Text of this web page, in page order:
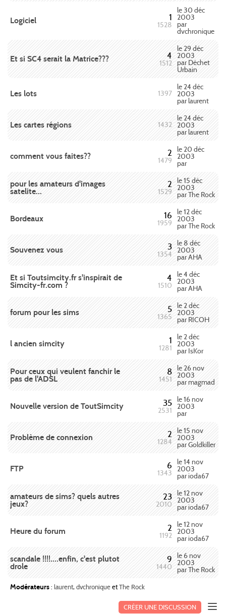
Logiciel 1
1528
le 30 déc
2003
par
dvchronique
Et si SC4 serait la Matrice??? 4
1512
le 29 déc
2003
par Déchet
Urbain
Les lots 1397
le 24 déc
2003
par laurent
Les cartes régions 1432
le 24 déc
2003
par laurent
comment vous faites?? 2
1479
le 20 déc
2003
par
pour les amateurs d'images
satelite...
2
1529
le 15 déc
2003
par The Rock
Bordeaux 16
1959
le 12 déc
2003
par The Rock
Souvenez vous 3
1354
le 8 déc
2003
par AHA
Et si Toutsimcity.fr s'inspirait de
Simcity-fr.com ?
4
1510
le 4 déc
2003
par AHA
forum pour les sims 5
1365
le 2 déc
2003
par RICOH
l ancien simcity 1
1281
le 2 déc
2003
par IsKor
Pour ceux qui veulent fanchir le
pas de l'ADSL
8
1451
le 26 nov
2003
par magmad
Nouvelle version de ToutSimcity 35
2531
le 16 nov
2003
par
Problème de connexion 2
1284
le 15 nov
2003
par Goldkiller
FTP 6
1343
le 14 nov
2003
par ioda67
amateurs de sims? quels autres
jeux?
23
2010
le 12 nov
2003
par ioda67
Heure du forum 2
1192
le 12 nov
2003
par ioda67
scandale !!!!....enfin, c'est plutot
drole
9
1440
le 6 nov
2003
par The Rock
Modérateurs: laurent, dvchroniqueetThe Rock
CRÉER UNE DISCUSSION